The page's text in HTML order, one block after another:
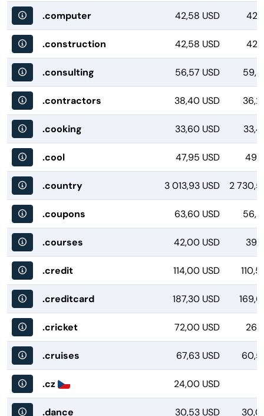
.computer 42,58 USD
.construction 42,58 USD
.consulting 56,57 USD
.contractors 38,40 USD
.cooking 33,60 USD
.cool 47,95 USD
.country 3 013,93 USD 2
.coupons 63,60 USD
.courses 42,00 USD
.credit 114,00 USD
.creditcard 187,30 USD
.cricket 72,00 USD
.cruises 67,63 USD
.cz 24,00 USD
.dance 30,53 USD